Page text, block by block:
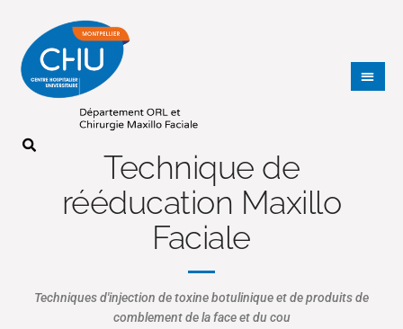
Technique de
rééducation Maxillo
Faciale
Techniques d'injection de toxine botulinique et de produits de
comblement de la face et du cou